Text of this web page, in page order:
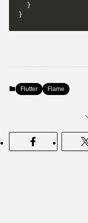
}
}
Flutter Flame